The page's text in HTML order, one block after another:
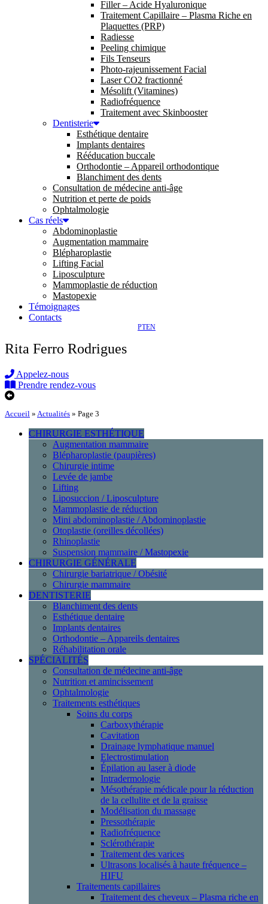
Filler – Acide Hyaluronique
Traitement Capillaire – Plasma Riche en
Plaquettes (PRP)
Radiesse
Peeling chimique
Fils Tenseurs
Photo-rajeunissement Facial
Laser CO2 fractionné
Mésolift (Vitamines)
Radiofréquence
Traitement avec Skinbooster
Dentisterie
Esthétique dentaire
Implants dentaires
Rééducation buccale
Orthodontie – Appareil orthodontique
Blanchiment des dents
Consultation de médecine anti-âge
Nutrition et perte de poids
Ophtalmologie
Cas réels
Abdominoplastie
Augmentation mammaire
Blépharoplastie
Lifting Facial
Liposculpture
Mammoplastie de réduction
Mastopexie
Témoignages
Contacts
PTEN
Rita Ferro Rodrigues
Appelez-nous
Prendre rendez-vous
Accueil » Actualités » Page 3
CHIRURGIE ESTHÉTIQUE
Augmentation mammaire
Blépharoplastie (paupières)
Chirurgie intime
Levée de jambe
Lifting
Liposuccion / Liposculpture
Mammoplastie de réduction
Mini abdominoplastie / Abdominoplastie
Otoplastie (oreilles décollées)
Rhinoplastie
Suspension mammaire / Mastopexie
CHIRURGIE GÉNÉRALE
Chirurgie bariatrique / Obésité
Chirurgie mammaire
DENTISTERIE
Blanchiment des dents
Esthétique dentaire
Implants dentaires
Orthodontie – Appareils dentaires
Réhabilitation orale
SPÉCIALITÉS
Consultation de médecine anti-âge
Nutrition et amincissement
Ophtalmologie
Traitements esthétiques
Soins du corps
Carboxythérapie
Cavitation
Drainage lymphatique manuel
Electrostimulation
Épilation au laser à diode
Intradermologie
Mésothérapie médicale pour la réduction
de la cellulite et de la graisse
Modélisation du massage
Pressothérapie
Radiofréquence
Sclérothérapie
Traitement des varices
Ultrasons localisés à haute fréquence –
HIFU
Traitements capillaires
Traitement des cheveux – Plasma riche en